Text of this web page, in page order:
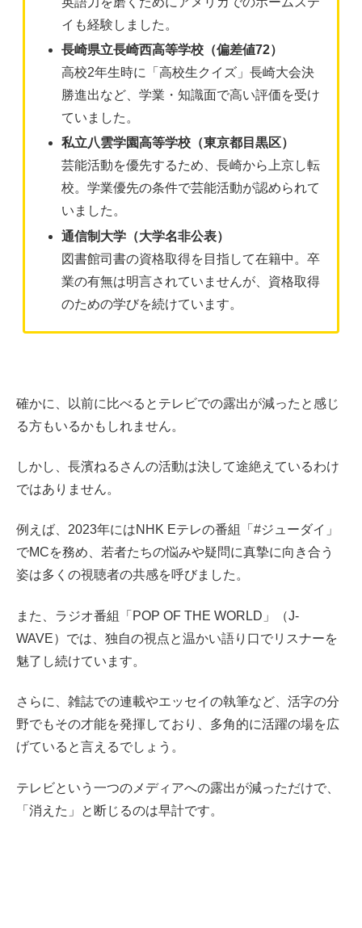
イも経験しました。​
長崎県立長崎西高等学校（偏差値72）
高校2年生時に「高校生クイズ」長崎大会決
勝進出など、学業・知識面で高い評価を受け
ていました。​
私立八雲学園高等学校（東京都目黒区）
芸能活動を優先するため、長崎から上京し転
校。学業優先の条件で芸能活動が認められて
いました。​
通信制大学（大学名非公表）
図書館司書の資格取得を目指して在籍中。卒
業の有無は明言されていませんが、資格取得
のための学びを続けています。​
確かに、以前に比べるとテレビでの露出が減ったと感じ
る方もいるかもしれません。
しかし、長濱ねるさんの活動は決して途絶えているわけ
ではありません。
例えば、2023年にはNHK Eテレの番組「#ジューダイ」
でMCを務め、若者たちの悩みや疑問に真摯に向き合う
姿は多くの視聴者の共感を呼びました。
また、ラジオ番組「POP OF THE WORLD」（J-
WAVE）では、独自の視点と温かい語り口でリスナーを
魅了し続けています。
さ らに、雑誌での連載やエッセイの執筆など、活字の分
野でもその才能を発揮しており、多角的に活躍の場を広
げていると言えるでしょう。
テレビという一つのメディアへの露出が減っただけで、
「消えた」と断じるのは早計です。